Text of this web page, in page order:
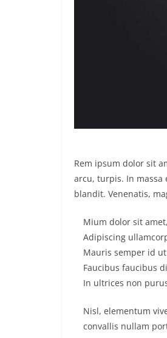
Rem ipsum dolor sit
arcu, turpis. In massa
blandit. Venenatis,
Mium dolor sit
Adipiscing
Mauris semper id
Faucibus faucibus
In ultrices non
Nisl, elementum
convallis nullam